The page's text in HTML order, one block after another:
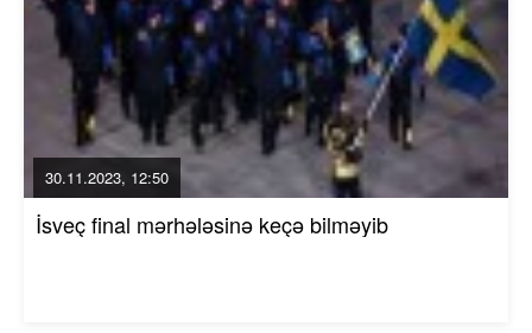
30.11.2023, 12:50
İsveç final mərhələsinə keçə bilməyib